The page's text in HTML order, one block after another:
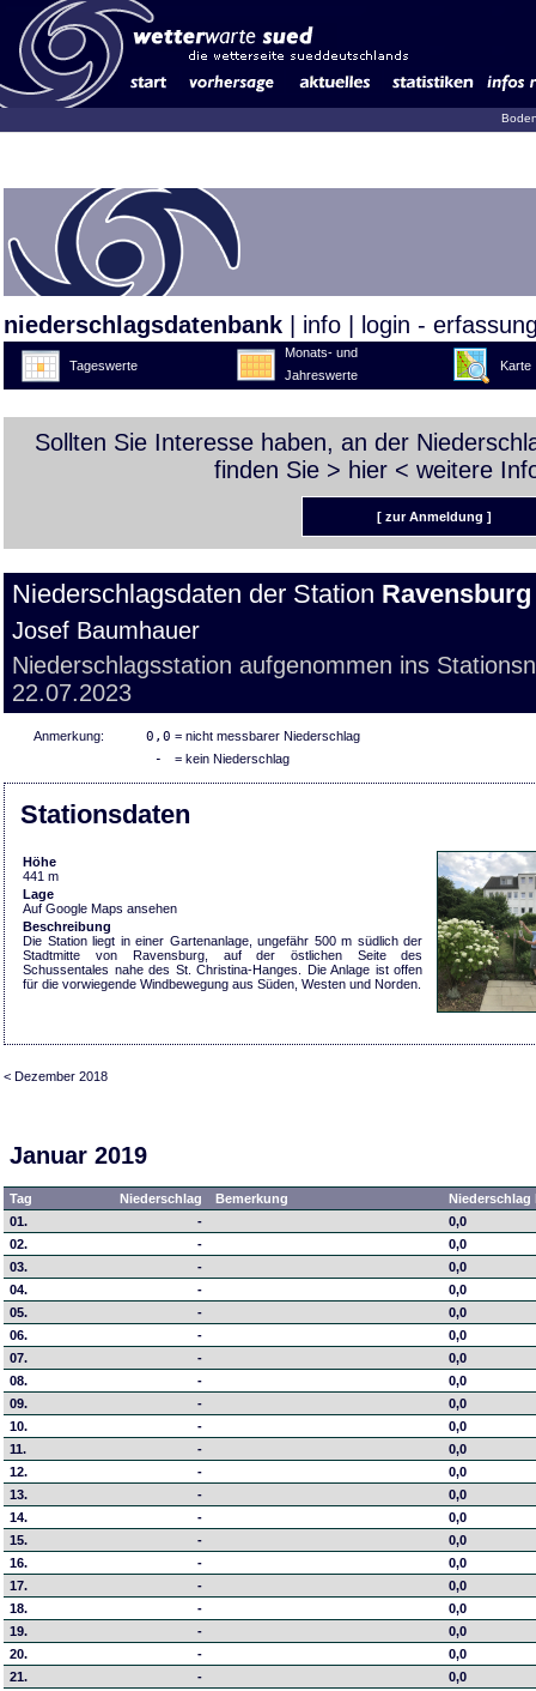
niederschlagsdatenbank info login -
Tageswerte
Monats- und
Jahreswerte
Karte
Sollten Sie Interesse haben, an der
finden Sie > hier < weitere
[ zur Anmeldung ]
Niederschlagsdaten der Station Ravensburg
Josef Baumhauer
Niederschlagsstation aufgenommen ins
22.07.2023
Anmerkung: 0,0 = nicht messbarer Niederschlag
- = kein Niederschlag
Stationsdaten
Höhe
441 m
Lage
Auf Google Maps ansehen
Beschreibung
Die Station liegt in einer Gartenanlage, ungefähr 500 m südlich der
Stadtmitte von Ravensburg, auf der östlichen Seite des
Schussentales nahe des St. Christina-Hanges. Die Anlage ist offen
für die vorwiegende Windbewegung aus Süden, Westen und Norden.
< Dezember 2018
Januar 2019
Tag Niederschlag Bemerkung
01.
-
0,0
02.
-
0,0
03.
-
0,0
04.
-
0,0
05.
-
0,0
06.
-
0,0
07.
-
0,0
08.
-
0,0
09.
-
0,0
10.
-
0,0
11.
-
0,0
12.
-
0,0
13.
-
0,0
14.
-
0,0
15.
-
0,0
16.
-
0,0
17.
-
0,0
18.
-
0,0
19.
-
0,0
20.
-
0,0
21.
-
0,0